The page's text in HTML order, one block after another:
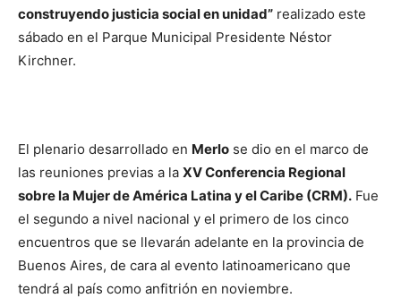
construyendo justicia social en unidad” realizado este
sábado en el Parque Municipal Presidente Néstor
Kirchner.
El plenario desarrollado en Merlo se dio en el marco de
las reuniones previas a la XV Conferencia Regional
sobre la Mujer de América Latina y el Caribe (CRM). Fue
el segundo a nivel nacional y el primero de los cinco
encuentros que se llevarán adelante en la provincia de
Buenos Aires, de cara al evento latinoamericano que
tendrá al país como anfitrión en noviembre.